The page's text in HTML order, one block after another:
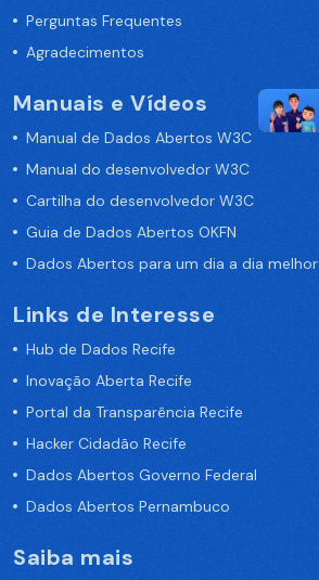
Perguntas Frequentes
Agradecimentos
Manuais e Vídeos
Manual de Dados Abertos W3C
Manual do desenvolvedor W3C
Cartilha do desenvolvedor W3C
Guia de Dados Abertos OKFN
Dados Abertos para um dia a dia melhor
Links de Interesse
Hub de Dados Recife
Inovação Aberta Recife
Portal da Transparência Recife
Hacker Cidadão Recife
Dados Abertos Governo Federal
Dados Abertos Pernambuco
Saiba mais